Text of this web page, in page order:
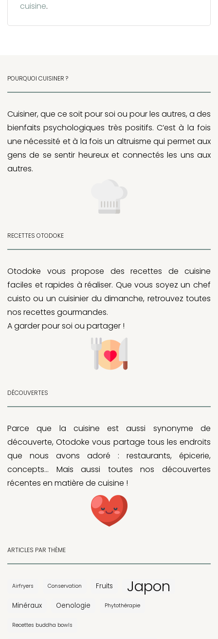
cuisine.
POURQUOI CUISINER ?
Cuisiner, que ce soit pour soi ou pour les autres, a des
bienfaits psychologiques très positifs. C’est à la fois
une nécessité et à la fois un altruisme qui permet aux
gens de se sentir heureux et connectés les uns aux
autres.
RECETTES OTODOKE
Otodoke vous propose des recettes de cuisine
faciles et rapides à réaliser. Que vous soyez un chef
cuisto ou un cuisinier du dimanche, retrouvez toutes
nos recettes gourmandes.
A garder pour soi ou partager !
DÉCOUVERTES
Parce que la cuisine est aussi synonyme de
découverte, Otodoke vous partage tous les endroits
que nous avons adoré : restaurants, épicerie,
concepts… Mais aussi toutes nos découvertes
récentes en matière de cuisine !
ARTICLES PAR THÈME
Airfryers Conservation Fruits Japon
Minéraux Oenologie Phytothérapie
Recettes buddha bowls